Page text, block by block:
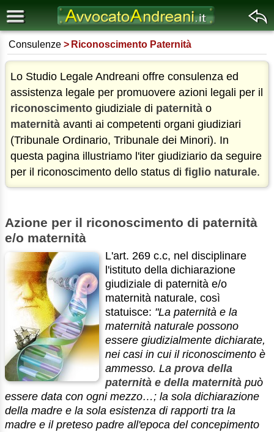
Consulenze Riconoscimento Paternità
Lo Studio Legale Andreani offre consulenza ed
assistenza legale per promuovere azioni legali per il
riconoscimento giudiziale di paternità o
maternità avanti ai competenti organi giudiziari
(Tribunale Ordinario, Tribunale dei Minori). In
questa pagina illustriamo l'iter giudiziario da seguire
per il riconoscimento dello status di figlio naturale.
Azione per il riconoscimento di paternità
e/o maternità
L'art. 269 c.c, nel disciplinare
l'istituto della dichiarazione
giudiziale di paternità e/o
maternità naturale, così
statuisce: "La paternità e la
maternità naturale possono
essere giudizialmente dichiarate,
nei casi in cui il riconoscimento è
ammesso. La prova della
paternità e della maternità può
essere data con ogni mezzo…; la sola dichiarazione
della madre e la sola esistenza di rapporti tra la
madre e il preteso padre all'epoca del concepimento